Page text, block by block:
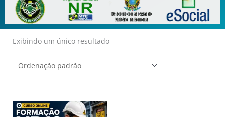
Exibindo um único resultado